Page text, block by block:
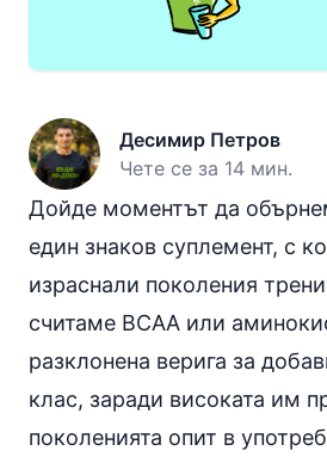
Десимир Петров
Чете се за 14 мин.
Дойде моментът да
един знаков суплемент, с
израснали поколения
считаме BCAA или
разклонена верига за
клас, заради високата им
поколенията опит в